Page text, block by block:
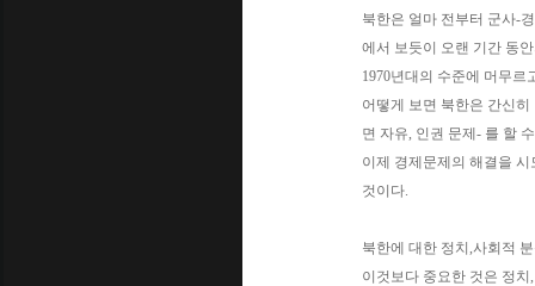
북한은 얼마 전부터 군사-
에서 보듯이 오랜 기간 동
1970년대의 수준에 머무르
어떻게 보면 북한은 간신
면 자유, 인권 문제- 를 할
이제 경제문제의 해결을
것이다.
북한에 대한 정치,사회적
이것보다 중요한 것은 정